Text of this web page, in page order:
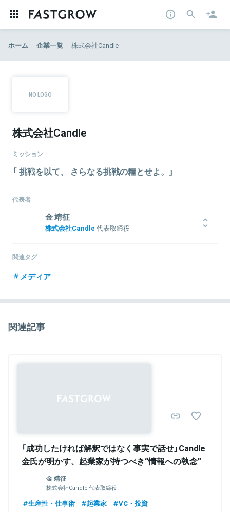
ホーム 企業一覧 株式会社Candle
株式会社Candle
ミッション
「 挑戦を以て、 さらなる挑戦の糧とせよ。」
代表者
金 靖征
株式会社Candle 代表取締役
となる2016年10月にクルーズ株式会社に12.5億円にてグループ入
関連情報をみる
関連タグ
メディア
関連記事
「成功したければ解釈ではなく事実で話せ」Candle
金氏が明かす、起業家が持つべき“情報への執念”
金 靖征
株式会社Candle 代表取締役
生産性・仕事術 起業家
VC・投資